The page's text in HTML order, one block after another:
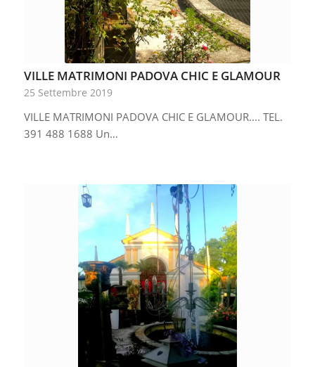
VILLE MATRIMONI PADOVA CHIC E GLAMOUR
25 Settembre 2019
VILLE MATRIMONI PADOVA CHIC E GLAMOUR.... TEL.
391 488 1688 Un…